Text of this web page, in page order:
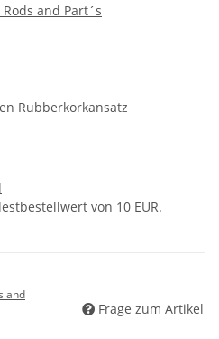
and Part´s
Rubberkorkansatz
von 10 EUR.
Frage zum Artikel